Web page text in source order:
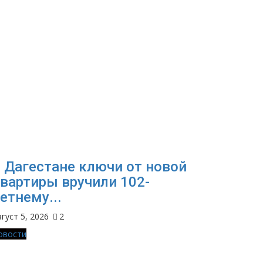
Дагестане ключи от новой
вручили 102-
5, 2026
2